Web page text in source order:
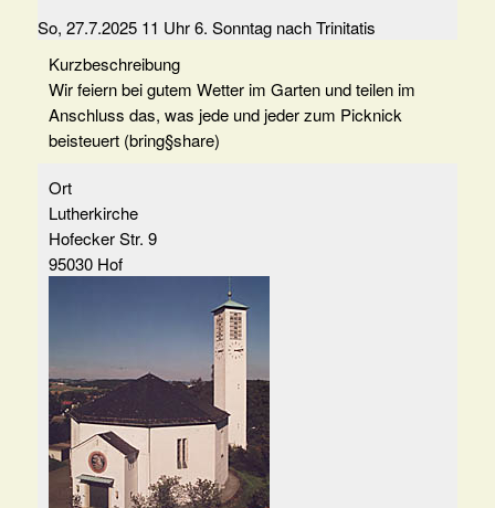
So, 27.7.2025 11 Uhr6. Sonntag nach Trinitatis
Kurzbeschreibung
Wir feiern bei gutem Wetter im Garten und teilen im
Anschluss das, was jede und jeder zum Picknick
beisteuert (bring§share)
Ort
Lutherkirche
Hofecker Str. 9
95030 Hof